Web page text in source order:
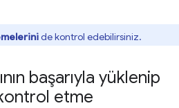
de kontrol edebilirsiniz.
başarıyla yüklenip
etme